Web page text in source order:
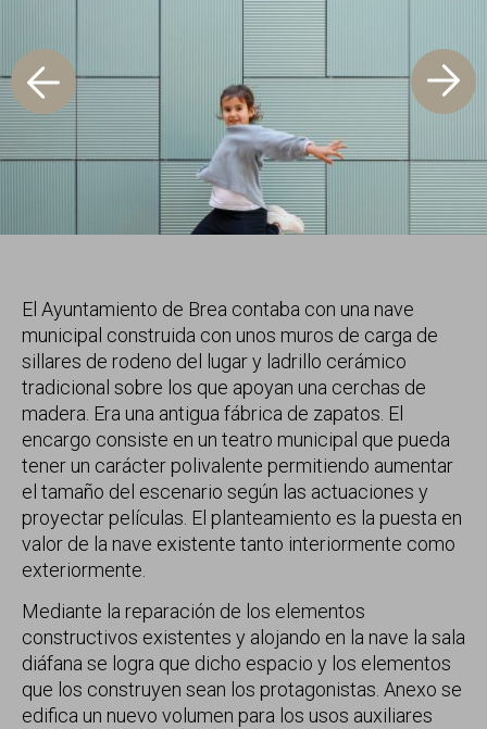
El Ayuntamiento de Brea contaba con una nave
municipal construida con unos muros de carga de
sillares de rodeno del lugar y ladrillo cerámico
tradicional sobre los que apoyan una cerchas de
madera. Era una antigua fábrica de zapatos. El
encargo consiste en un teatro municipal que pueda
tener un carácter polivalente permitiendo aumentar
el tamaño del escenario según las actuaciones y
proyectar películas. El planteamiento es la puesta en
valor de la nave existente tanto interiormente como
exteriormente.
Mediante la reparación de los elementos
constructivos existentes y alojando en la nave la sala
diáfana se logra que dicho espacio y los elementos
que los construyen sean los protagonistas. Anexo se
edifica un nuevo volumen para los usos auxiliares